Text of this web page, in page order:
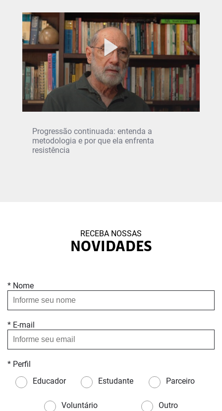
Progressão continuada: entenda a
metodologia e por que ela enfrenta
resistência
RECEBA NOSSAS
NOVIDADES
* Nome
* E-mail
* Perfil
Educador
Estudante Parceiro
Voluntário Outro